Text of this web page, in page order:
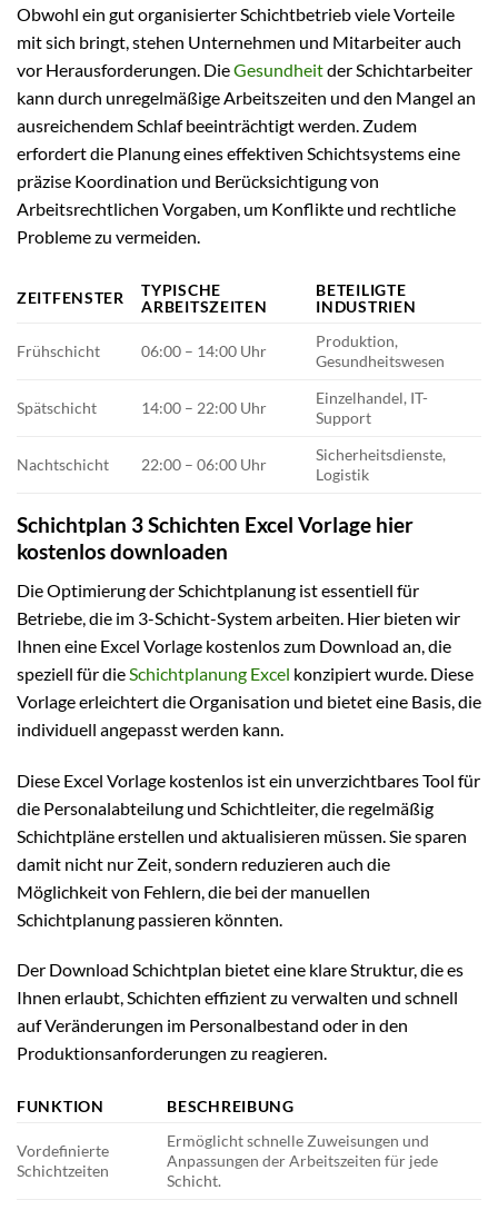
Obwohl ein gut organisierter Schichtbetrieb viele Vorteile
mit sich bringt, stehen Unternehmen und Mitarbeiter auch
vor Herausforderungen. DieGesundheitder Schichtarbeiter
kann durch unregelmäßige Arbeitszeiten und den Mangel an
ausreichendem Schlaf beeinträchtigt werden. Zudem
erfordert die Planung eines effektiven Schichtsystems eine
präzise Koordination und Berücksichtigung von
Arbeitsrechtlichen Vorgaben, um Konflikte und rechtliche
Probleme zu vermeiden.
ZEITFENSTER
TYPISCHE
ARBEITSZEITEN
BETEILIGTE
INDUSTRIEN
Frühschicht 06:00 – 14:00 Uhr
Produktion,
Gesundheitswesen
Spätschicht 14:00 – 22:00 Uhr
Einzelhandel, IT-
Support
Nachtschicht 22:00 – 06:00 Uhr
Sicherheitsdienste,
Logistik
Schichtplan 3 Schichten Excel Vorlage hier
kostenlos downloaden
Die Optimierung der Schichtplanung ist essentiell für
Betriebe, die im 3-Schicht-System arbeiten. Hier bieten wir
Ihnen eine Excel Vorlage kostenlos zum Download an, die
speziell für dieSchichtplanung Excel konzipiert wurde. Diese
Vorlage erleichtert die Organisation und bietet eine Basis, die
individuell angepasst werden kann.
Diese Excel Vorlage kostenlos ist ein unverzichtbares Tool für
die Personalabteilung und Schichtleiter, die regelmäßig
Schichtpläne erstellen und aktualisieren müssen. Sie sparen
damit nicht nur Zeit, sondern reduzieren auch die
Möglichkeit von Fehlern, die bei der manuellen
Schichtplanung passieren könnten.
Der Download Schichtplan bietet eine klare Struktur, die es
Ihnen erlaubt, Schichten effizient zu verwalten und schnell
auf Veränderungen im Personalbestand oder in den
Produktionsanforderungen zu reagieren.
FUNKTION BESCHREIBUNG
Vordefinierte
Schichtzeiten
Ermöglicht schnelle Zuweisungen und
Anpassungen der Arbeitszeiten für jede
Schicht.